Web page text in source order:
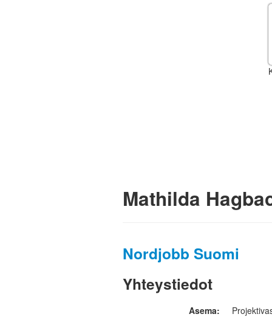
Mathilda
Nordjobb Suomi
Yhteystiedot
Asema: